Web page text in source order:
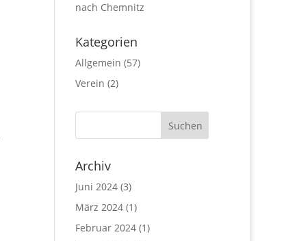
nach Chemnitz
Kategorien
Allgemein (57)
Verein (2)
Archiv
Juni 2024(3)
März 2024(1)
Februar 2024(1)